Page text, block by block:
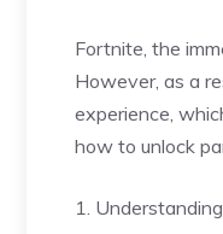
Fortnite, the
However, as a
experience,
how to unlock
1.